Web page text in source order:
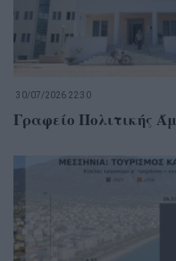
30/07/2026 22:30
Γραφείο Πολιτικής